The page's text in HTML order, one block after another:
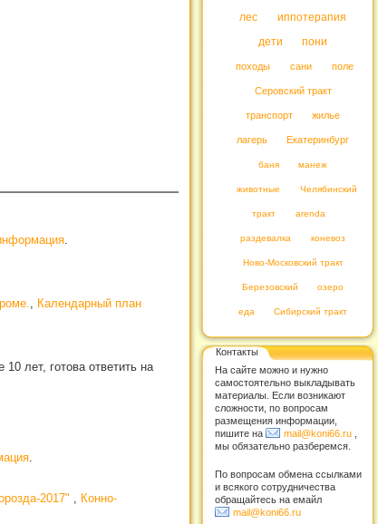
.
, Календарный план
лет, готова ответить на
.
2017" , Конно-
лес
иппотерапия
дети
пони
походы сани поле
Серовский тракт
транспорт жилье
лагерь Екатеринбург
баня манеж
животные Челябинский
тракт arenda
раздевалка коневоз
Ново-Московский тракт
Березовский озеро
еда Сибирский тракт
Контакты
На сайте можно и нужно
самостоятельно выкладывать
материалы. Если возникают
сложности, по вопросам
размещения информации,
пишите на
mail@koni66.ru
мы обязательно разберемся.
По вопросам обмена ссылками
и всякого сотрудничества
обращайтесь на емайл
mail@koni66.ru